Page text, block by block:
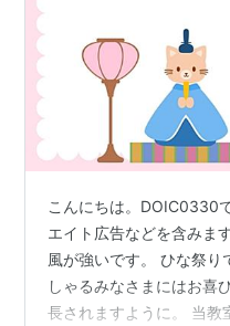
こんにちは。DOIC0330
エイト広告などを含みま
風が強いです。 ひな祭り
しゃるみなさまにはお喜
長されますように。 当教